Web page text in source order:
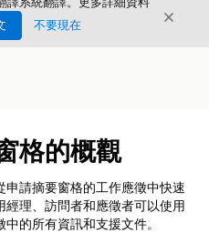
不要現在 結束
格的概觀
請摘要窗格的工作應徵中快速
理、訪問者和應徵者可以使用
的所有資訊和支援文件。